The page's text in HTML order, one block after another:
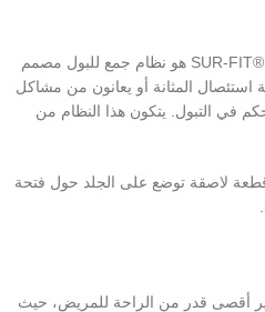
SUR-FIT® Plus Two-Piece Urostomy Pouch هو نظام جمع للبول مصمم
المثانة أو يعانون من مشاكل
في التبول. يتكون هذا النظام من
لاصقة توضع على الجلد حول فتحة
أقصى قدر من الراحة للمريض، حيث